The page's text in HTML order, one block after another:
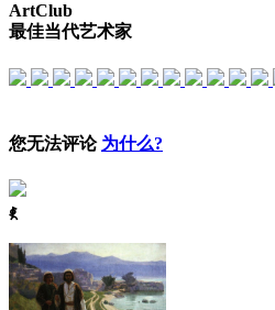
ArtClub
最佳当代艺术家
您无法评论 为什么?
ꈅ